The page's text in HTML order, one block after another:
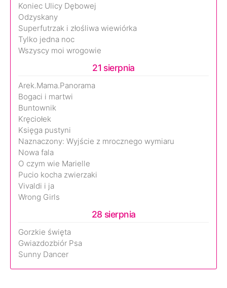
Koniec Ulicy Dębowej
Odzyskany
Superfutrzak i złośliwa wiewiórka
Tylko jedna noc
Wszyscy moi wrogowie
21 sierpnia
Arek.Mama.Panorama
Bogaci i martwi
Buntownik
Kręciołek
Księga pustyni
Naznaczony: Wyjście z mrocznego wymiaru
Nowa fala
O czym wie Marielle
Pucio kocha zwierzaki
Vivaldi i ja
Wrong Girls
28 sierpnia
Gorzkie święta
Gwiazdozbiór Psa
Sunny Dancer